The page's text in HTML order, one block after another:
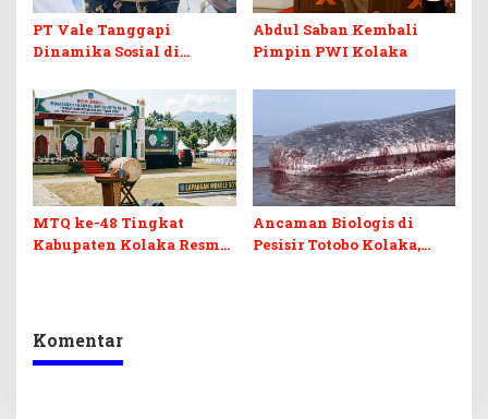
PT Vale Tanggapi
Dinamika Sosial di
Abdul Saban Kembali
Pimpin PWI Kolaka
MTQ ke-48 Tingkat
Kabupaten Kolaka Resmi
Ancaman Biologis di
Pesisir Totobo Kolaka,
Komentar